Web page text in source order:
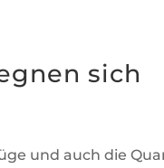
sich
und auch die